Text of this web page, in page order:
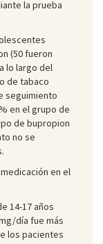
la prueba
(50 fueron
lo largo del
de tabaco
seguimiento
en el grupo de
de bupropion
no se
en el
14-17 años
día fue más
los pacientes